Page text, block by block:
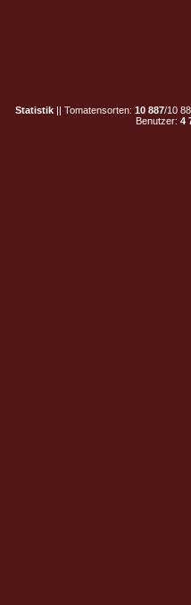
Statistik|| Tomatensorten: 10 887/10
Benutzer: 4